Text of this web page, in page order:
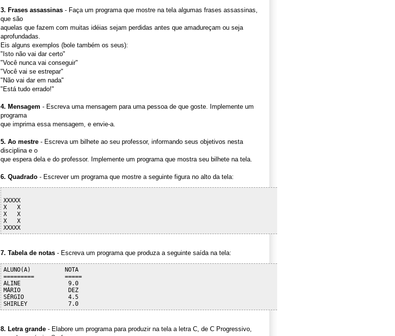
3. Frases assassinas - Faça um programa que mostre na tela algumas frases assassinas,
que são
aquelas que fazem com muitas idéias sejam perdidas antes que amadureçam ou seja
aprofundadas.
Eis alguns exemplos (bole também os seus):
"Isto não vai dar certo"
"Você nunca vai conseguir"
"Você vai se estrepar"
"Não vai dar em nada"
"Está tudo errado!"
4. Mensagem - Escreva uma mensagem para uma pessoa de que goste. Implemente um
programa
que imprima essa mensagem, e envie-a.
5. Ao mestre - Escreva um bilhete ao seu professor, informando seus objetivos nesta
disciplina e o
que espera dela e do professor. Implemente um programa que mostra seu bilhete na tela.
6. Quadrado - Escrever um programa que mostre a seguinte figura no alto da tela:
XXXXX
X   X
X   X
X   X
7. Tabela de notas - Escreva um programa que produza a seguinte saída na tela:
ALUNO(A)          NOTA
=========         =====
ALINE              9.0
MÁRIO              DEZ
SÉRGIO             4.5
8. Letra grande - Elabore um programa para produzir na tela a letra C, de C Progressivo,